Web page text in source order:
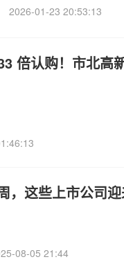
2026-01-23 20:53:13
倍认购！市北高
，这些上市公司
08-05 21:44